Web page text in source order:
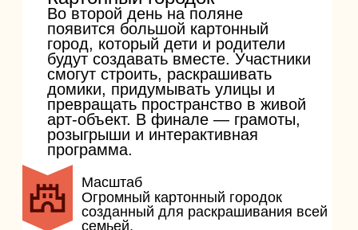
уличной кухней, живыми выступлениями
и атмосферой настоящего фестиваля.